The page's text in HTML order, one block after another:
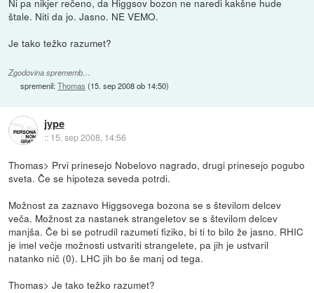
Ni pa nikjer rečeno, da Higgsov bozon ne naredi kakšne hude
štale. Niti da jo. Jasno. NE VEMO.
Je tako težko razumet?
Zgodovina sprememb…
spremenil:Thomas (15. sep 2008 ob 14:50)
jype
:: 15. sep 2008, 14:56
Thomas> Prvi prinesejo Nobelovo nagrado, drugi prinesejo pogubo
sveta. Če se hipoteza seveda potrdi.
Možnost za zaznavo Higgsovega bozona se s številom delcev
veča. Možnost za nastanek strangeletov se s številom delcev
manjša. Če bi se potrudil razumeti fiziko, bi ti to bilo že jasno. RHIC
je imel večje možnosti ustvariti strangelete, pa jih je ustvaril
natanko nič (0). LHC jih bo še manj od tega.
Thomas> Je tako težko razumet?